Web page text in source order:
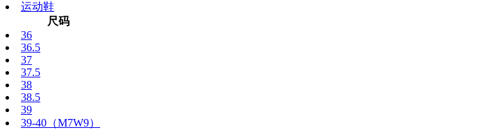
运动鞋
尺码
36
36.5
37
37.5
38
38.5
39
39-40（M7W9）